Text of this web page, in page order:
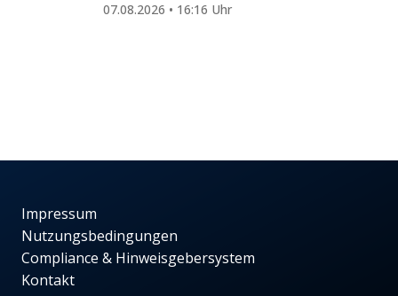
07.08.2026 • 16:16 Uhr
Impressum
Nutzungsbedingungen
Compliance & Hinweisgebersystem
Kontakt